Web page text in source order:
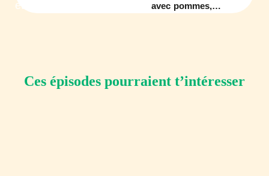
avec pommes,
pacanes et chèvre
Ces épisodes pourraient t’intéresser